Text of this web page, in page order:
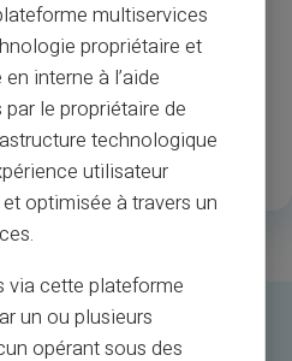
automáticos
35
Países disponibles
multiservices
propriétaire et
interne à l’aide
par le propriétaire de
technologique
utilisateur
optimisée à travers un
via cette plateforme
un ou plusieurs
opérant sous des